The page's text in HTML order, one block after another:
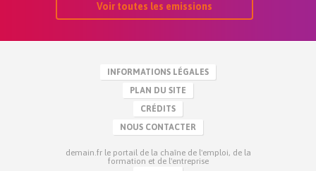
Voir toutes les emissions
INFORMATIONS LÉGALES
PLAN DU SITE
CRÉDITS
NOUS CONTACTER
demain.fr le portail de la chaîne de l'emploi, de la
formation et de l'entreprise